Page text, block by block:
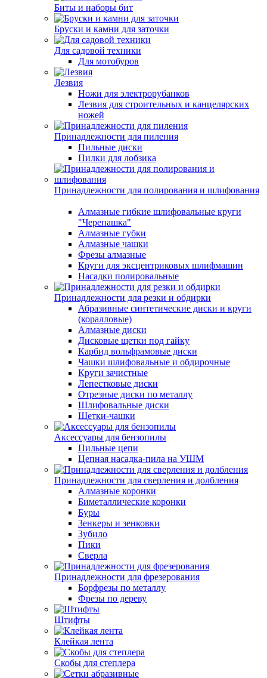
Биты и наборы бит
Бруски и камни для заточки
Для садовой техники
Для мотобуров
Лезвия
Ножи для электрорубанков
Лезвия для строительных и канцелярских
ножей
Принадлежности для пиления
Пильные диски
Пилки для лобзика
Принадлежности для полирования и шлифования
Алмазные гибкие шлифовальные круги
"Черепашка"
Алмазные губки
Алмазные чашки
Фрезы алмазные
Круги для эксцентриковых шлифмашин
Насадки полировальные
Принадлежности для резки и обдирки
Абразивные синтетические диски и круги
(коралловые)
Алмазные диски
Дисковые щетки под гайку
Карбид вольфрамовые диски
Чашки шлифовальные и обдирочные
Круги зачистные
Лепестковые диски
Отрезные диски по металлу
Шлифовальные диски
Щетки-чашки
Аксессуары для бензопилы
Пильные цепи
Цепная насадка-пила на УШМ
Принадлежности для сверления и долбления
Алмазные коронки
Биметаллические коронки
Буры
Зенкеры и зенковки
Зубило
Пики
Сверла
Принадлежности для фрезерования
Борфрезы по металлу
Фрезы по дереву
Штифты
Клейкая лента
Скобы для степлера